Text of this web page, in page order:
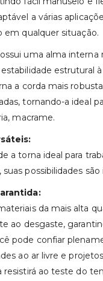
a várias
em qualquer situação.
uma alma interna
estrutural
a corda mais
tornando-a ideal
macrame.
a torna ideal para
possibilidades são
da mais alta
ao desgaste,
pode confiar
ao ar livre e
resistirá ao teste do